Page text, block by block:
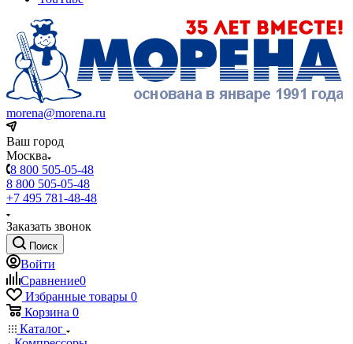
morena@morena.ru
Ваш город
Москва
8 800 505-05-48
8 800 505-05-48
+7 495 781-48-48
Заказать звонок
Поиск
Войти
Сравнение0
Избранные товары 0
Корзина 0
Каталог